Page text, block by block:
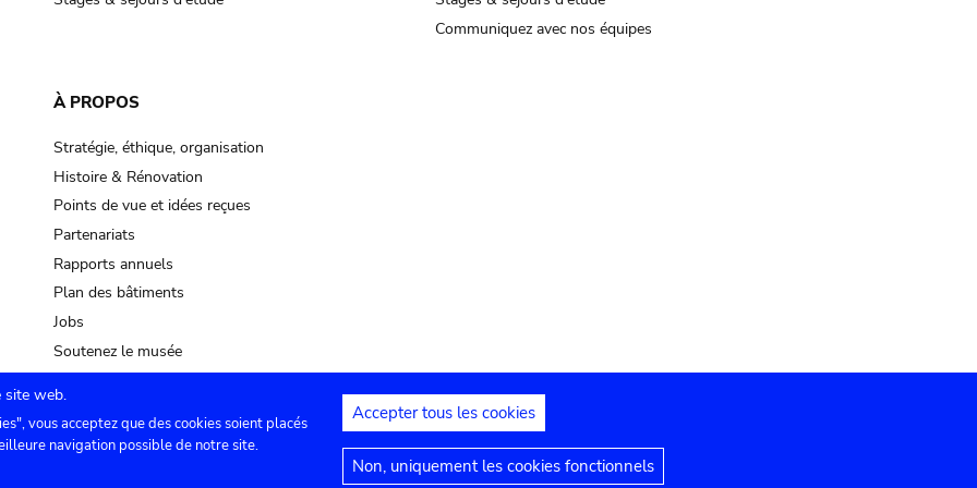
Communiquez avec nos équipes
À PROPOS
Stratégie, éthique, organisation
Histoire & Rénovation
Points de vue et idées reçues
Partenariats
Rapports annuels
Plan des bâtiments
Jobs
Soutenez le musée
Contact Paramètres de confidentialité Mentions juridiques Déclaration d'accessibilité
site web.
vous acceptez que des cookies soient placés
navigation possible de notre site.
Accepter tous les cookies
Non, uniquement les cookies fonctionnels